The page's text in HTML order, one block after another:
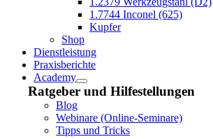
1.7744 Inconel (625)
Kupfer
Shop
Dienstleistung
Praxisberichte
Academy
Ratgeber und Hilfestellungen
Blog
Webinare (Online-Seminare)
Tipps und Tricks